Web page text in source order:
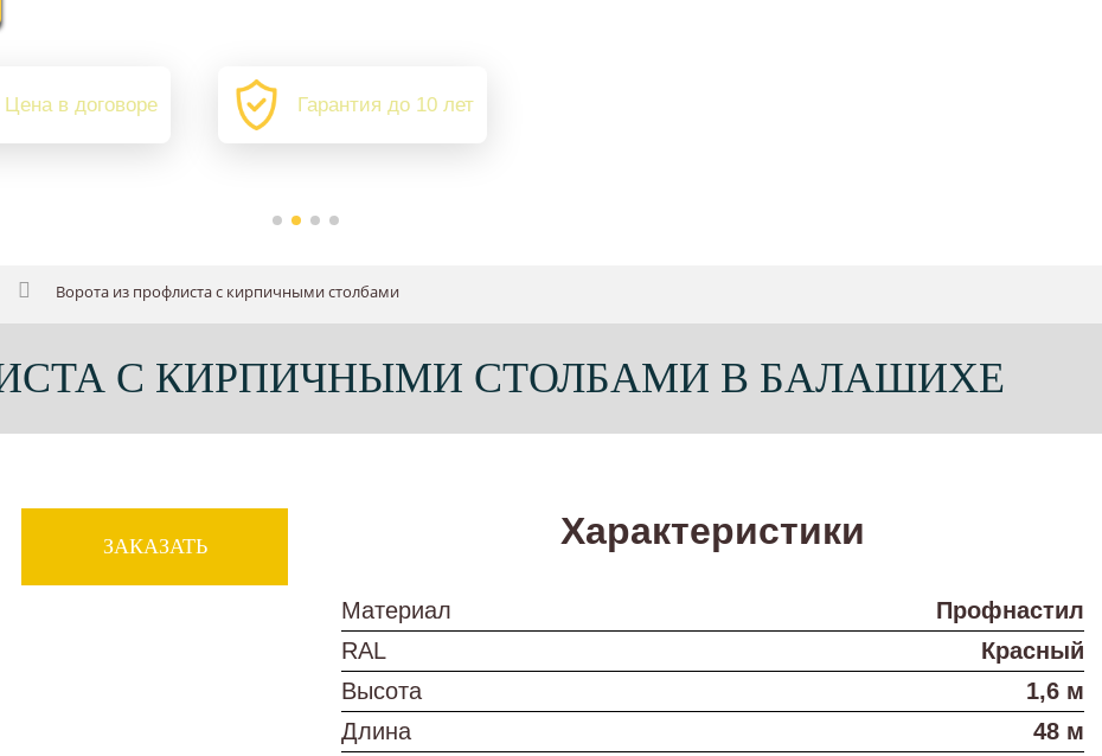
Цена в договоре Гарантия до 10 лет
Ворота из профлиста с кирпичными столбами
С КИРПИЧНЫМИ СТОЛБАМИ В БАЛАШИХЕ
ЗАКАЗАТЬ Характеристики
Материал
Профнастил
RAL
Красный
Высота
1,6 м
Длина
48 м